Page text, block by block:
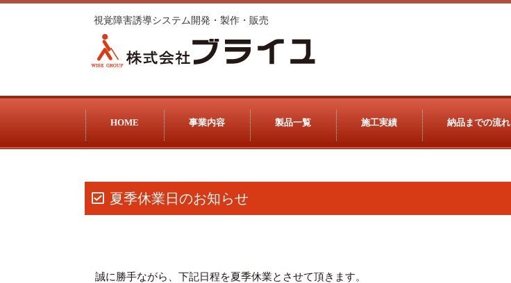
視覚障害誘導システム開発・製作・販売
HOME 事業内容 製品一覧 施工実績 納品までの流れ
夏季休業日のお知らせ
誠に勝手ながら、下記日程を夏季休業とさせて頂きます。